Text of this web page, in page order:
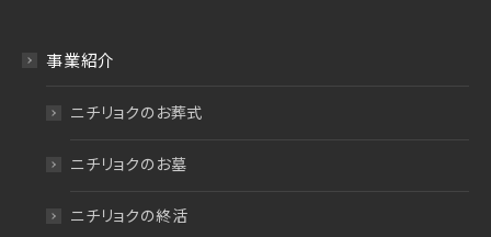
事業紹介
ニチリョクのお葬式
ニチリョクのお墓
ニチリョクの終活